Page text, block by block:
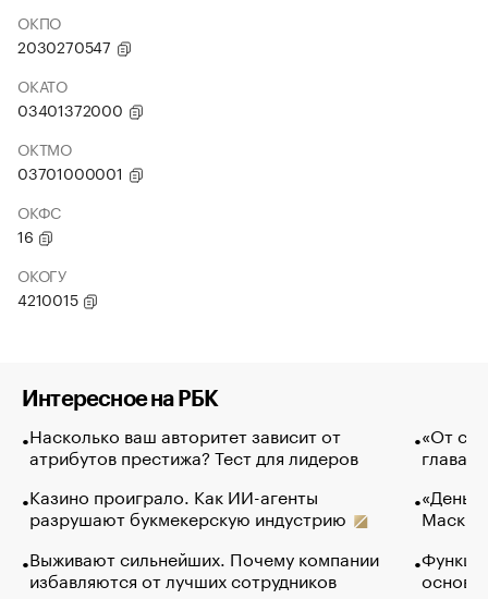
ОКПО
2030270547
ОКАТО
03401372000
ОКТМО
03701000001
ОКФС
16
ОКОГУ
4210015
Интересное на РБК
Насколько ваш авторитет зависит от
атрибутов престижа? Тест для лидеров
Казино проиграло. Как ИИ-агенты
разрушают букмекерскую индустрию
Выживают сильнейших. Почему компании
избавляются от лучших сотрудников
«От
глава
Маск в
основ